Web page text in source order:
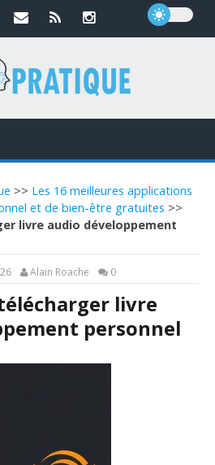
>> Les 16 meilleures applications
et de bien-être gratuites >>
livre audio développement
Alain Roache 0
livre
personnel